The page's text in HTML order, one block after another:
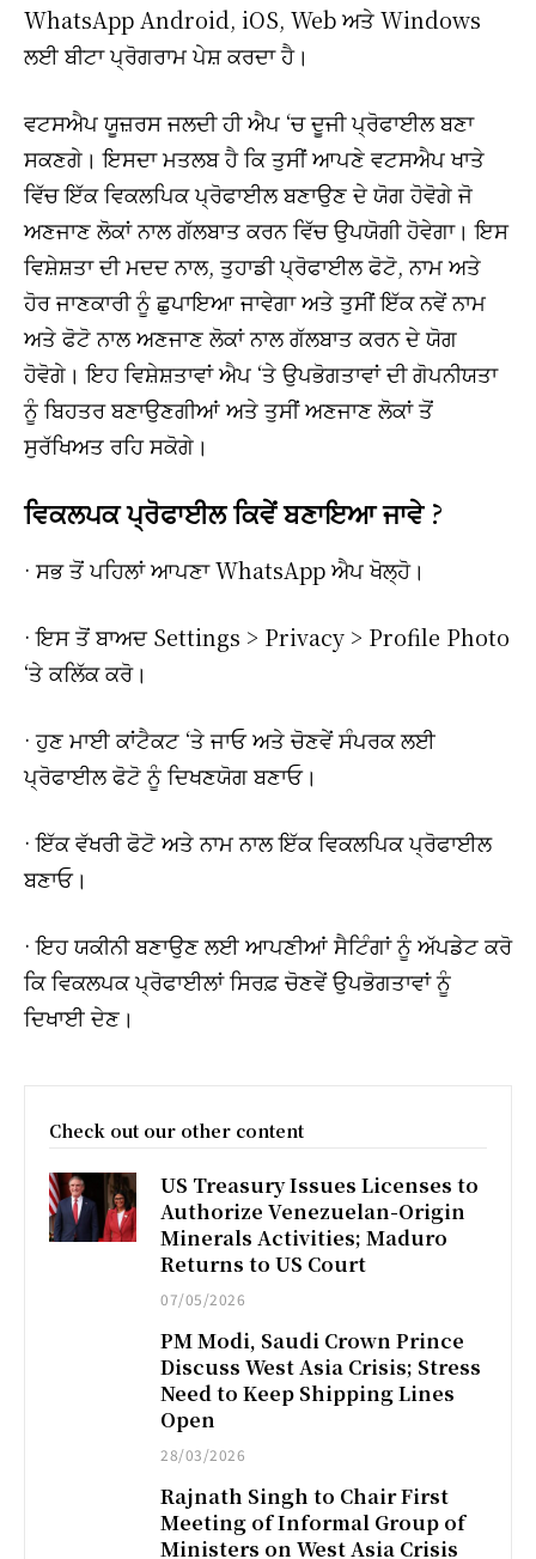
WhatsApp Android, iOS, Web ਅਤੇ Windows
ਲਈ ਬੀਟਾ ਪ੍ਰੋਗਰਾਮ ਪੇਸ਼ ਕਰਦਾ ਹੈ।
ਵਟਸਐਪ ਯੂਜ਼ਰਸ ਜਲਦੀ ਹੀ ਐਪ ‘ਚ ਦੂਜੀ ਪ੍ਰੋਫਾਈਲ ਬਣਾ
ਸਕਣਗੇ। ਇਸਦਾ ਮਤਲਬ ਹੈ ਕਿ ਤੁਸੀਂ ਆਪਣੇ ਵਟਸਐਪ ਖਾਤੇ
ਵਿੱਚ ਇੱਕ ਵਿਕਲਪਿਕ ਪ੍ਰੋਫਾਈਲ ਬਣਾਉਣ ਦੇ ਯੋਗ ਹੋਵੋਗੇ ਜੋ
ਅਣਜਾਣ ਲੋਕਾਂ ਨਾਲ ਗੱਲਬਾਤ ਕਰਨ ਵਿੱਚ ਉਪਯੋਗੀ ਹੋਵੇਗਾ। ਇਸ
ਵਿਸ਼ੇਸ਼ਤਾ ਦੀ ਮਦਦ ਨਾਲ, ਤੁਹਾਡੀ ਪ੍ਰੋਫਾਈਲ ਫੋਟੋ, ਨਾਮ ਅਤੇ
ਹੋਰ ਜਾਣਕਾਰੀ ਨੂੰ ਛੁਪਾਇਆ ਜਾਵੇਗਾ ਅਤੇ ਤੁਸੀਂ ਇੱਕ ਨਵੇਂ ਨਾਮ
ਅਤੇ ਫੋਟੋ ਨਾਲ ਅਣਜਾਣ ਲੋਕਾਂ ਨਾਲ ਗੱਲਬਾਤ ਕਰਨ ਦੇ ਯੋਗ
ਹੋਵੋਗੇ। ਇਹ ਵਿਸ਼ੇਸ਼ਤਾਵਾਂ ਐਪ ‘ਤੇ ਉਪਭੋਗਤਾਵਾਂ ਦੀ ਗੋਪਨੀਯਤਾ
ਨੂੰ ਬਿਹਤਰ ਬਣਾਉਣਗੀਆਂ ਅਤੇ ਤੁਸੀਂ ਅਣਜਾਣ ਲੋਕਾਂ ਤੋਂ
ਸੁਰੱਖਿਅਤ ਰਹਿ ਸਕੋਗੇ।
ਵਿਕਲਪਕ ਪ੍ਰੋਫਾਈਲ ਕਿਵੇਂ ਬਣਾਇਆ ਜਾਵੇ ?
· ਸਭ ਤੋਂ ਪਹਿਲਾਂ ਆਪਣਾ WhatsApp ਐਪ ਖੋਲ੍ਹੋ।
· ਇਸ ਤੋਂ ਬਾਅਦ Settings > Privacy > Profile Photo
‘ਤੇ ਕਲਿੱਕ ਕਰੋ।
· ਹੁਣ ਮਾਈ ਕਾਂਟੈਕਟ ‘ਤੇ ਜਾਓ ਅਤੇ ਚੋਣਵੇਂ ਸੰਪਰਕ ਲਈ
ਪ੍ਰੋਫਾਈਲ ਫੋਟੋ ਨੂੰ ਦਿਖਣਯੋਗ ਬਣਾਓ।
· ਇੱਕ ਵੱਖਰੀ ਫੋਟੋ ਅਤੇ ਨਾਮ ਨਾਲ ਇੱਕ ਵਿਕਲਪਿਕ ਪ੍ਰੋਫਾਈਲ
ਬਣਾਓ।
· ਇਹ ਯਕੀਨੀ ਬਣਾਉਣ ਲਈ ਆਪਣੀਆਂ ਸੈਟਿੰਗਾਂ ਨੂੰ ਅੱਪਡੇਟ ਕਰੋ
ਕਿ ਵਿਕਲਪਕ ਪ੍ਰੋਫਾਈਲਾਂ ਸਿਰਫ਼ ਚੋਣਵੇਂ ਉਪਭੋਗਤਾਵਾਂ ਨੂੰ
ਦਿਖਾਈ ਦੇਣ।
Check out our other content
US Treasury Issues Licenses to
Authorize Venezuelan-Origin
Minerals Activities; Maduro
Returns to US Court
07/05/2026
PM Modi, Saudi Crown Prince
Discuss West Asia Crisis; Stress
Need to Keep Shipping Lines
Open
28/03/2026
Rajnath Singh to Chair First
Meeting of Informal Group of
Ministers on West Asia Crisis